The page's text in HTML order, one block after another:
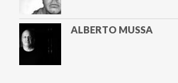
ALBERTO MUSSA